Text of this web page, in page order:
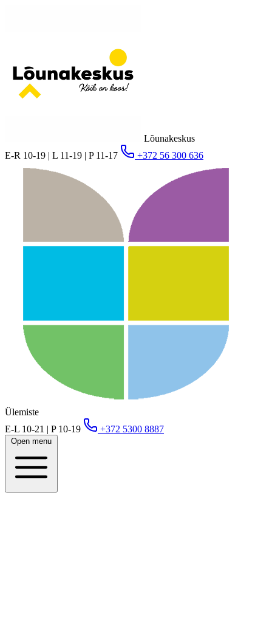
Lõunakeskus
E-R 10-19 | L 11-19 | P 11-17
+372 56 300 636
Ülemiste
E-L 10-21 | P 10-19
+372 5300 8887
Open menu